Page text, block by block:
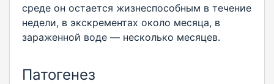
среде он остается жизнеспособным в течение
недели, в экскрементах около месяца, в
зараженной воде — несколько месяцев.
Патогенез